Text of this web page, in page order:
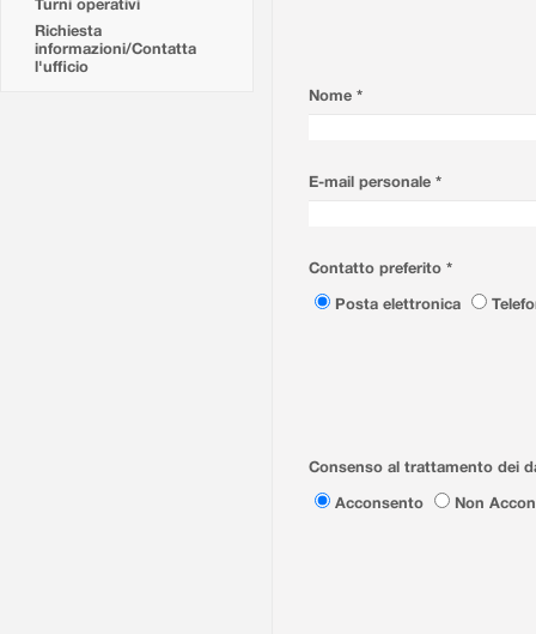
Turni operativi
Richiesta
informazioni/Contatta
l'ufficio
Nome *
E-mail personale *
Contatto preferito *
Posta elettronica
Consenso al trattamento dei
Acconsento
Non